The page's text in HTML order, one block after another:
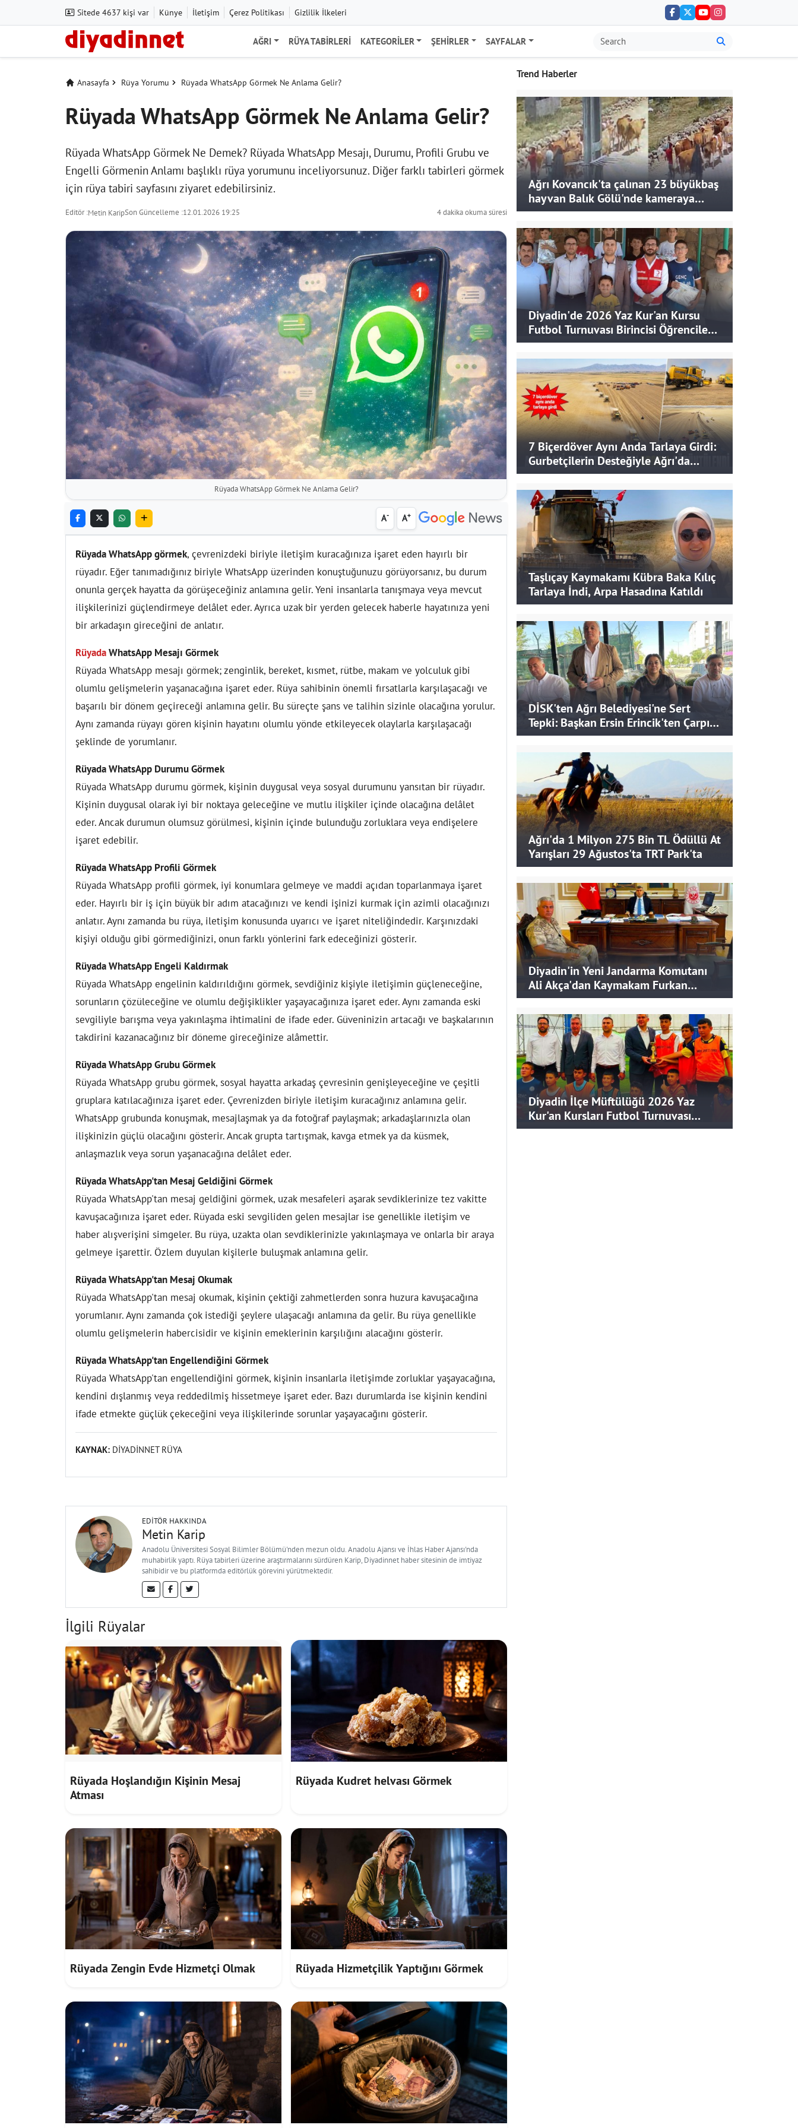
Sitede 4637 kişi var Künye İletişim Çerez Politikası Gizlilik İlkeleri
AĞRI RÜYA TABIRLERI KATEGORILER ŞEHIRLER SAYFALAR
Anasayfa Rüya Yorumu Rüyada WhatsApp Görmek Ne Anlama Gelir?
Rüyada WhatsApp Görmek Ne Anlama Gelir?
Rüyada WhatsApp Görmek Ne Demek? Rüyada WhatsApp Mesajı, Durumu, Profili Grubu ve
Engelli Görmenin Anlamı başlıklı rüya yorumunu inceliyorsunuz. Diğer farklı tabirleri görmek
için rüya tabiri sayfasını ziyaret edebilirsiniz.
Editör :Metin KaripSon Güncelleme :12.01.2026 19:25 4 dakika okuma süresi
Rüyada WhatsApp Görmek Ne Anlama Gelir?
A- A+
Rüyada WhatsApp görmek, çevrenizdeki biriyle iletişim kuracağınıza işaret eden hayırlı bir
rüyadır. Eğer tanımadığınız biriyle WhatsApp üzerinden konuştuğunuzu görüyorsanız, bu durum
onunla gerçek hayatta da görüşeceğiniz anlamına gelir. Yeni insanlarla tanışmaya veya mevcut
ilişkilerinizi güçlendirmeye delâlet eder. Ayrıca uzak bir yerden gelecek haberle hayatınıza yeni
bir arkadaşın gireceğini de anlatır.
RüyadaWhatsApp Mesajı Görmek
Rüyada WhatsApp mesajı görmek; zenginlik, bereket, kısmet, rütbe, makam ve yolculuk gibi
olumlu gelişmelerin yaşanacağına işaret eder. Rüya sahibinin önemli fırsatlarla karşılaşacağı ve
başarılı bir dönem geçireceği anlamına gelir. Bu süreçte şans ve talihin sizinle olacağına yorulur.
Aynı zamanda rüyayı gören kişinin hayatını olumlu yönde etkileyecek olaylarla karşılaşacağı
şeklinde de yorumlanır.
Rüyada WhatsApp Durumu Görmek
Rüyada WhatsApp durumu görmek, kişinin duygusal veya sosyal durumunu yansıtan bir rüyadır.
Kişinin duygusal olarak iyi bir noktaya geleceğine ve mutlu ilişkiler içinde olacağına delâlet
eder. Ancak durumun olumsuz görülmesi, kişinin içinde bulunduğu zorluklara veya endişelere
işaret edebilir.
Rüyada WhatsApp Profili Görmek
Rüyada WhatsApp profili görmek, iyi konumlara gelmeye ve maddi açıdan toparlanmaya işaret
eder. Hayırlı bir iş için büyük bir adım atacağınızı ve kendi işinizi kurmak için azimli olacağınızı
anlatır. Aynı zamanda bu rüya, iletişim konusunda uyarıcı ve işaret niteliğindedir. Karşınızdaki
kişiyi olduğu gibi görmediğinizi, onun farklı yönlerini fark edeceğinizi gösterir.
Rüyada WhatsApp Engeli Kaldırmak
Rüyada WhatsApp engelinin kaldırıldığını görmek, sevdiğiniz kişiyle iletişimin güçleneceğine,
sorunların çözüleceğine ve olumlu değişiklikler yaşayacağınıza işaret eder. Aynı zamanda eski
sevgiliyle barışma veya yakınlaşma ihtimalini de ifade eder. Güveninizin artacağı ve başkalarının
takdirini kazanacağınız bir döneme gireceğinize alâmettir.
Rüyada WhatsApp Grubu Görmek
Rüyada WhatsApp grubu görmek, sosyal hayatta arkadaş çevresinin genişleyeceğine ve çeşitli
gruplara katılacağınıza işaret eder. Çevrenizden biriyle iletişim kuracağınız anlamına gelir.
WhatsApp grubunda konuşmak, mesajlaşmak ya da fotoğraf paylaşmak; arkadaşlarınızla olan
ilişkinizin güçlü olacağını gösterir. Ancak grupta tartışmak, kavga etmek ya da küsmek,
anlaşmazlık veya sorun yaşanacağına delâlet eder.
Rüyada WhatsApp'tan Mesaj Geldiğini Görmek
Rüyada WhatsApp'tan mesaj geldiğini görmek, uzak mesafeleri aşarak sevdiklerinize tez vakitte
kavuşacağınıza işaret eder. Rüyada eski sevgiliden gelen mesajlar ise genellikle iletişim ve
haber alışverişini simgeler. Bu rüya, uzakta olan sevdiklerinizle yakınlaşmaya ve onlarla bir araya
gelmeye işarettir. Özlem duyulan kişilerle buluşmak anlamına gelir.
Rüyada WhatsApp'tan Mesaj Okumak
Rüyada WhatsApp'tan mesaj okumak, kişinin çektiği zahmetlerden sonra huzura kavuşacağına
yorumlanır. Aynı zamanda çok istediği şeylere ulaşacağı anlamına da gelir. Bu rüya genellikle
olumlu gelişmelerin habercisidir ve kişinin emeklerinin karşılığını alacağını gösterir.
Rüyada WhatsApp'tan Engellendiğini Görmek
Rüyada WhatsApp'tan engellendiğini görmek, kişinin insanlarla iletişimde zorluklar yaşayacağına,
kendini dışlanmış veya reddedilmiş hissetmeye işaret eder. Bazı durumlarda ise kişinin kendini
ifade etmekte güçlük çekeceğini veya ilişkilerinde sorunlar yaşayacağını gösterir.
KAYNAK: DİYADİNNET RÜYA
EDITÖR HAKKINDA
Metin Karip
Anadolu Üniversitesi Sosyal Bilimler Bölümü'nden mezun oldu. Anadolu Ajansı ve İhlas Haber Ajansı'nda
muhabirlik yaptı. Rüya tabirleri üzerine araştırmalarını sürdüren Karip, Diyadinnet haber sitesinin de imtiyaz
sahibidir ve bu platformda editörlük görevini yürütmektedir.
İlgili Rüyalar
Rüyada Hoşlandığın Kişinin Mesaj
Atması
Rüyada Kudret helvası Görmek
Rüyada Zengin Evde Hizmetçi Olmak Rüyada Hizmetçilik Yaptığını Görmek
Trend Haberler
Ağrı Kovancık'ta çalınan 23 büyükbaş
hayvan Balık Gölü'nde kameraya
takıldı
Diyadin'de 2026 Yaz Kur'an Kursu
Futbol Turnuvası Birincisi Öğrencilere
Hediye
7 Biçerdöver Aynı Anda Tarlaya Girdi:
Gurbetçilerin Desteğiyle Ağrı'da
Bereketli Hasat
Taşlıçay Kaymakamı Kübra Baka Kılıç
Tarlaya İndi, Arpa Hasadına Katıldı
DİSK'ten Ağrı Belediyesi'ne Sert
Tepki: Başkan Ersin Erincik'ten Çarpıcı
İddialar
Ağrı'da 1 Milyon 275 Bin TL Ödüllü At
Yarışları 29 Ağustos'ta TRT Park'ta
Diyadin'in Yeni Jandarma Komutanı
Ali Akça'dan Kaymakam Furkan
Korkusuz'a Ziyaret
Diyadin İlçe Müftülüğü 2026 Yaz
Kur'an Kursları Futbol Turnuvası
Tamamlandı